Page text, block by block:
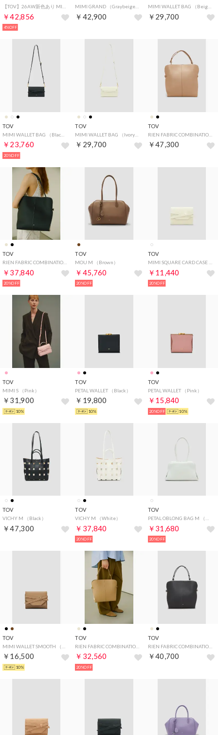
￥42,856
4%OFF
￥42,900
MIMI WALLET BAG （Beige）
￥29,700
TOV
￥23,760
20%OFF
TOV
￥29,700
TOV
RIEN FABRIC COMBINATION M （Beige）
￥47,300
TOV
￥37,840
20%OFF
TOV
MOU M （Brown）
￥45,760
20%OFF
TOV
￥11,440
20%OFF
TOV
MIMI S （Pink）
￥31,900
10%
TOV
PETAL WALLET （Black）
￥19,800
10%
TOV
PETAL WALLET （Pink）
￥15,840
20%OFF 10%
TOV
VICHY M （Black）
￥47,300
TOV
VICHY M （White）
￥37,840
20%OFF
TOV
￥31,680
20%OFF
TOV
￥16,500
10%
TOV
￥32,560
20%OFF
TOV
RIEN FABRIC COMBINATION S （Black）
￥40,700